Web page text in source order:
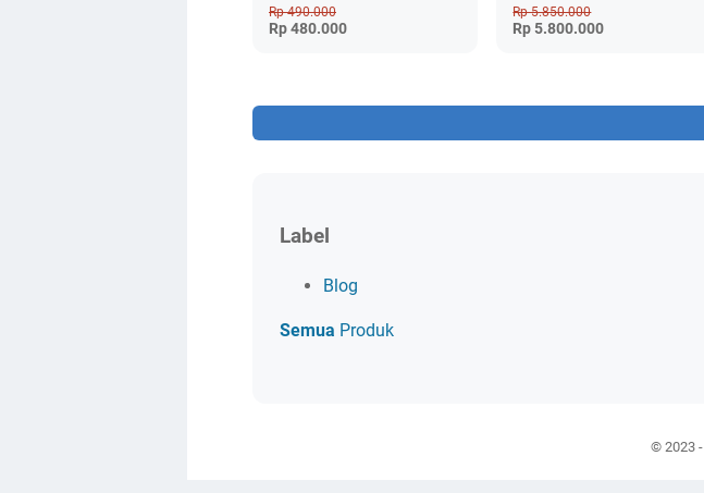
Rp 490.000
Rp 480.000
Rp 5.850.000
Rp 5.800.000
Label
Blog
Semua Produk
© 2023 -